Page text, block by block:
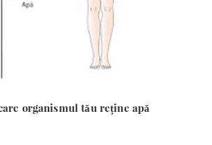
organismul tău reține apă